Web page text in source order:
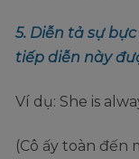
5. Diễn tả sự
tiếp diễn này
Ví dụ: She is
(Cô ấy toàn đến